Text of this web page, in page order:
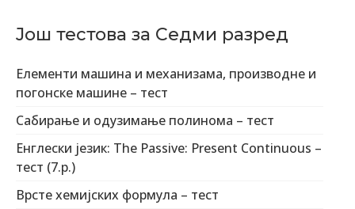
Још тестова за Седми разред
Елементи машина и механизама, производне и
погонске машине – тест
Сабирање и одузимање полинома – тест
Енглески језик: The Passive: Present Continuous –
тест (7.р.)
Врсте хемијских формула – тест